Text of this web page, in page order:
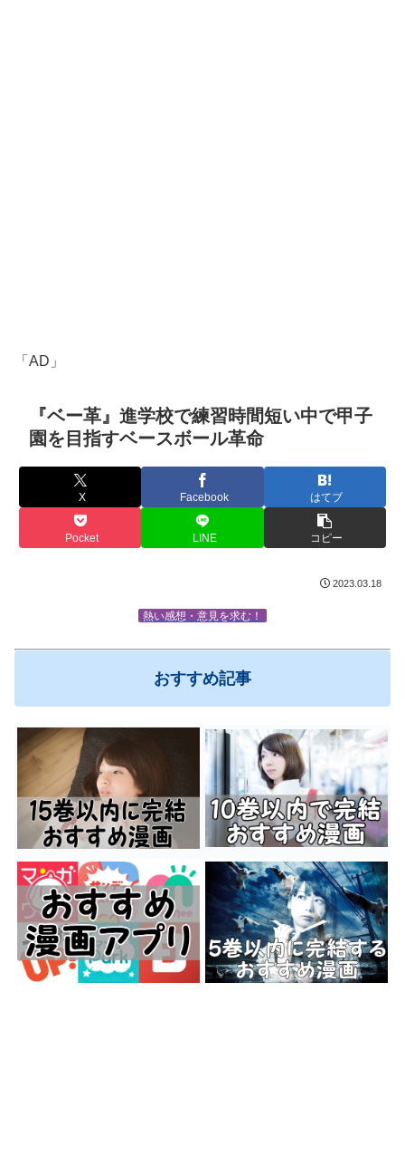
「AD」
『ベー革』進学校で練習時間短い中で甲子
園を目指すベースボール革命
X Facebook はてブ
Pocket LINE コピー
2023.03.18
熱い感想・意見を求む！
おすすめ記事